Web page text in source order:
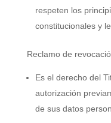
respeten los
constitucionales y
Reclamo de
Es el derecho del
autorización
de sus datos